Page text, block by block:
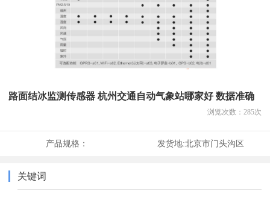
路面结冰监测传感器 杭州交通自动气象站哪家好 数据准确
浏览次数： 285次
产品规格： 发货地:北京市门头沟区
关键词